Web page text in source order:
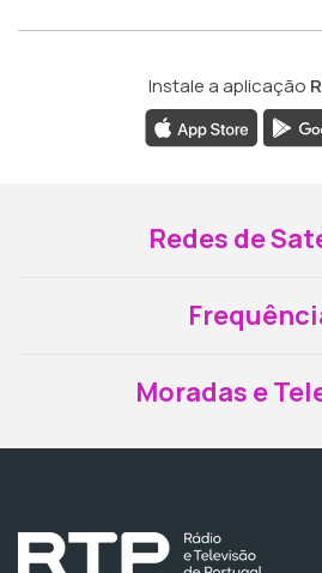
Instale a aplicação
Redes de
Moradas e